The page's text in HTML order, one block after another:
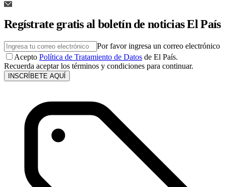
Regístrate gratis al boletín de noticias El País
Por favor ingresa un correo electrónico
Acepto Política de Tratamiento de Datos de El País.
Recuerda aceptar los términos y condiciones para continuar.
INSCRÍBETE AQUÍ